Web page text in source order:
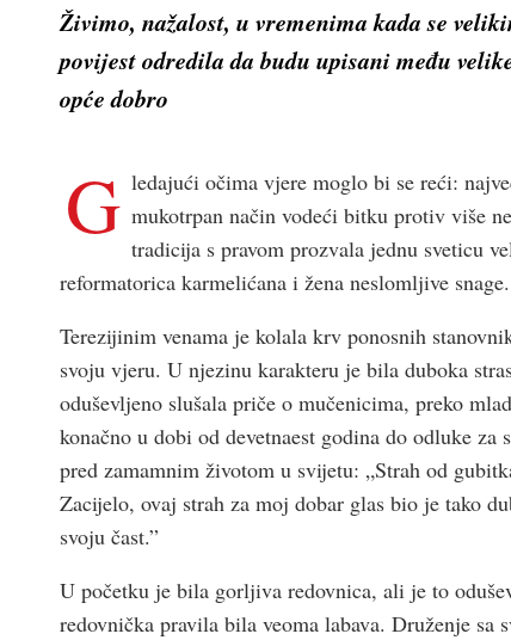
Živimo, nažalost, u vremenima kada se
povijest odredila da budu upisani među
opće dobro
G ledajući očima vjere moglo bi se reći:
mukotrpan način vodeći bitku protiv više
tradicija s pravom prozvala jednu sveticu
reformatorica karmelićana i žena neslomljive snage.
Terezijinim venama je kolala krv ponosnih
svoju vjeru. U njezinu karakteru je bila duboka
oduševljeno slušala priče o mučenicima, preko
konačno u dobi od devetnaest godina do odluke
pred zamamnim životom u svijetu: „Strah od
Zacijelo, ovaj strah za moj dobar glas bio je tako
svoju čast.”
U početku je bila gorljiva redovnica, ali je to
redovnička pravila bila veoma labava. Druženje